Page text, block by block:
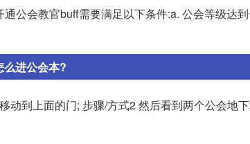
公会教官buff需要满足以下条件:a. 公会等级达
进公会本?
动到上面的门; 步骤/方式2 然后看到两个公会地